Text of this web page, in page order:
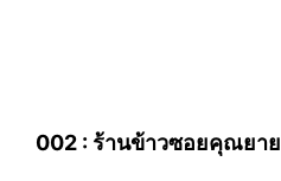
002 : ร้านข้าวซอยคุณยาย